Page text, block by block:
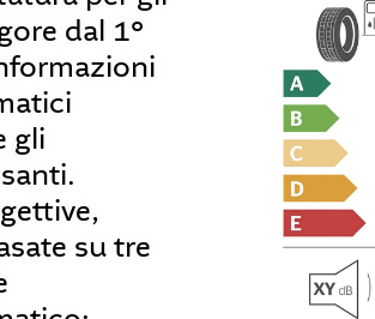
dal 1°
gli
su tre